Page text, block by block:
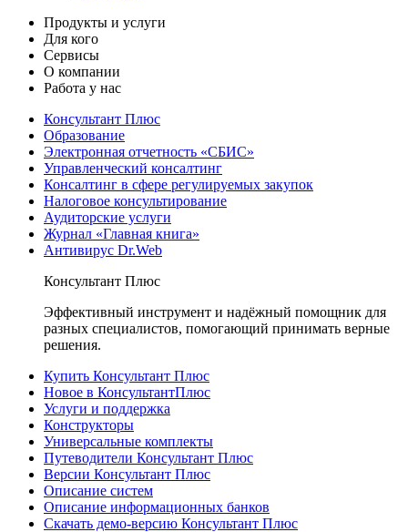
Продукты и услуги
Для кого
Сервисы
О компании
Работа у нас
Консультант Плюс
Образование
Электронная отчетность «СБИС»
Управленческий консалтинг
Консалтинг в сфере регулируемых закупок
Налоговое консультирование
Аудиторские услуги
Журнал «Главная книга»
Антивирус Dr.Web
Консультант Плюс
Эффективный инструмент и надёжный помощник для
разных специалистов, помогающий принимать верные
решения.
Купить Консультант Плюс
Новое в КонсультантПлюс
Услуги и поддержка
Конструкторы
Универсальные комплекты
Путеводители Консультант Плюс
Версии Консультант Плюс
Описание систем
Описание информационных банков
Скачать демо-версию Консультант Плюс